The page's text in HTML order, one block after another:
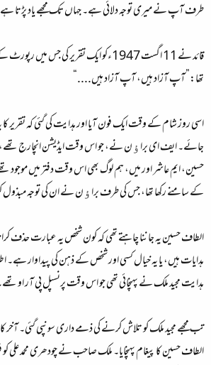
طرف آپ نے میری توجہ دلائی ہے۔ جہاں تک مجھے یاد پڑتا ہے
قائد نے 11 اگست 1947ءکو ایک تقریر کی جس
تھا:”آپ آزاد ہیں، آپ آزاد ہیں....“
اسی روز شام کے وقت ایک فون آیا اور ہدایت کی گئی کہ تقریر کا
جائے۔ ایف ای براﺅن نے، جو اس وقت ایڈیشن انچارج
حسین، ایم عاشر اور میں، ہم لوگ بھی اس وقت دفتر میں موجود
کے سامنے رکھا تھا، جس کی طرف براﺅن نے ان کی توجہ مبذول
الطاف حسین یہ جاننا چاہتے تھی کہ کون شخص یہ عبارت حذف کرانا
ہدایات ہیں، یا یہ خیال کسی اور شخص کے ذہن کی پیداوار ہے۔
ہدایت مجید ملک نے پہنچائی تھی جو اس وقت پرنسپل پی آر او
تب مجھے مجید ملک کو تلاش کرنے کی ذمے داری سونپی گئی۔ آخر
الطاف حسین کا پیغام پہنچایا۔ ملک صاحب نے چودھری محمد علی